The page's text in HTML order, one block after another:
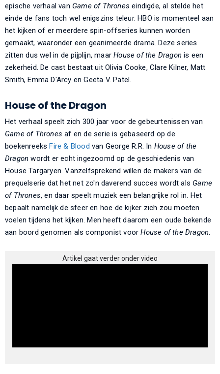
epische verhaal van Game of Thrones eindigde, al stelde het
einde de fans toch wel enigszins teleur. HBO is momenteel aan
het kijken of er meerdere spin-offseries kunnen worden
gemaakt, waaronder een geanimeerde drama. Deze series
zitten dus wel in de pijplijn, maarHouse of the Dragon is een
zekerheid. De cast bestaat uit Olivia Cooke, Clare Kilner, Matt
Smith, Emma D'Arcy en Geeta V. Patel.
House of the Dragon
Het verhaal speelt zich 300 jaar voor de gebeurtenissen van
Game of Thrones af en de serie is gebaseerd op de
boekenreeksFire & Blood van George R.R. In House of the
Dragon wordt er echt ingezoomd op de geschiedenis van
House Targaryen. Vanzelfsprekend willen de makers van de
prequelserie dat het net zo'n daverend succes wordt als Game
of Thrones, en daar speelt muziek een belangrijke rol in. Het
bepaalt namelijk de sfeer en hoe de kijker zich zou moeten
voelen tijdens het kijken. Men heeft daarom een oude bekende
aan boord genomen als componist voorHouse of the Dragon.
Artikel gaat verder onder video